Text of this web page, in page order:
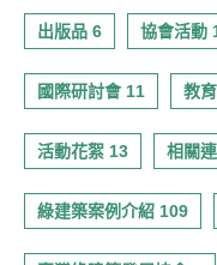
出版品 6 協會活動
國際研討會 11 教
活動花絮 13 相關
綠建築案例介紹 109